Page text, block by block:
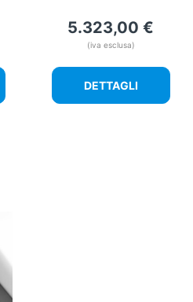
5.323,00 €
(iva esclusa)
DETTAGLI